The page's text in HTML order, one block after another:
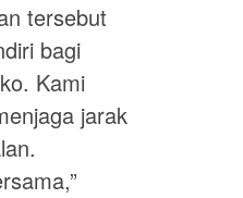
tersebut
bagi
Kami
jarak